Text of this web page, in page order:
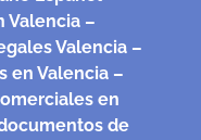
Valencia –
Valencia –
en Valencia –
en
de